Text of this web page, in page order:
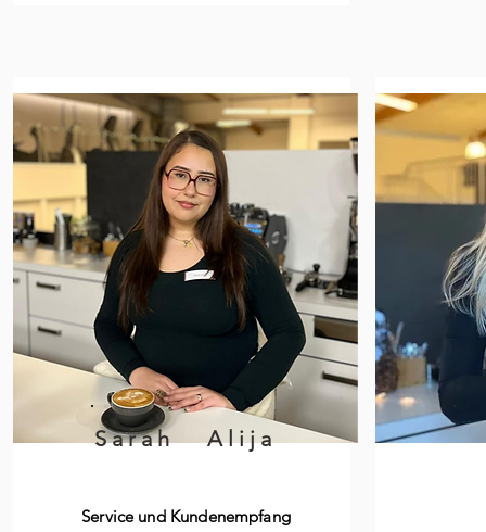
Sarah Alija
Service und Kundenempfang